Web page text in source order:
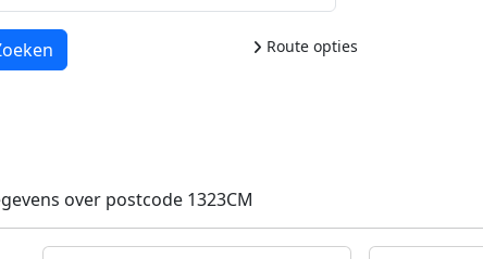
Route opties
over postcode 1323CM